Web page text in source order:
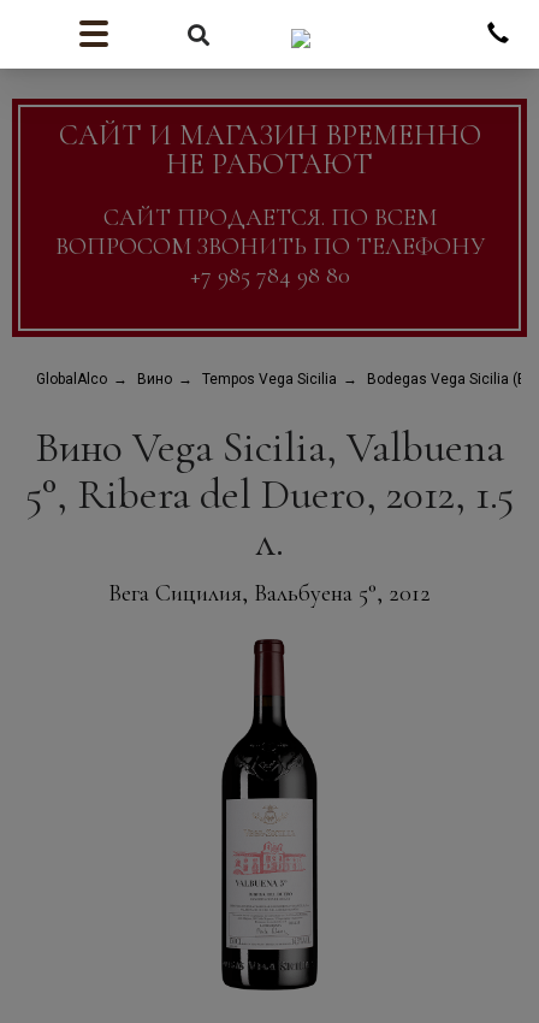
САЙТ И МАГАЗИН ВРЕМЕННО
НЕ РАБОТАЮТ
САЙТ ПРОДАЕТСЯ. ПО ВСЕМ
ВОПРОСОМ ЗВОНИТЬ ПО ТЕЛЕФОНУ
+7 985 784 98 80
GlobalAlco Вино Tempos Vega Sicilia Bodegas Vega Sicilia
Вино Vega Sicilia, Valbuena
5°, Ribera del Duero, 2012, 1.5
л.
Вега Сицилия, Вальбуена 5°, 2012